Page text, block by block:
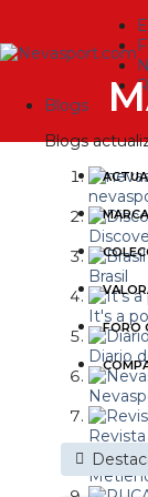
Blogs
Blogs
Brasil
It's a
Diario
FORO